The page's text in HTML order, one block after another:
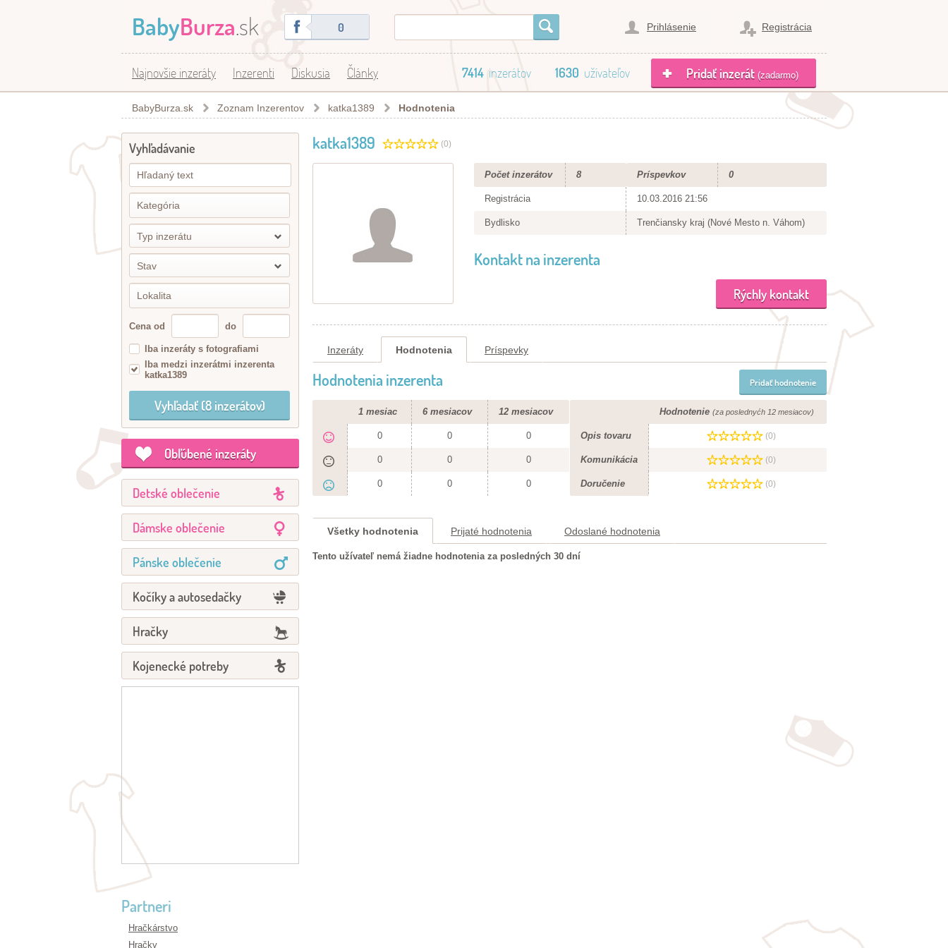
BabyBurza.sk 0 Prihlásenie Registrácia
Najnovšie inzeráty Inzerenti Diskusia Články Pridať inzerát (zadarmo)
7414 inzerátov 1630 užívateľov
BabyBurza.sk Zoznam Inzerentov katka1389 Hodnotenia
Vyhľadávanie
Typ inzerátu
Stav
Cena od do
Iba inzeráty s fotografiami
Iba medzi inzerátmi inzerenta
katka1389
Obľúbené inzeráty
Detské oblečenie
Dámske oblečenie
Pánske oblečenie
Kočíky a autosedačky
Hračky
Kojenecké potreby
Partneri
Hračkárstvo
Hračky
katka1389 (0)
Počet inzerátov 8 Príspevkov 0
Registrácia 10.03.2016 21:56
Bydlisko Trenčiansky kraj (Nové Mesto n. Váhom)
Kontakt na inzerenta
Rýchly kontakt
Inzeráty Hodnotenia Príspevky
Hodnotenia inzerenta Pridať hodnotenie
1 mesiac 6 mesiacov 12 mesiacov
0 0 0
0 0 0
0 0 0
Hodnotenie (za poslednyćh 12 mesiacov)
Opis tovaru (0)
Komunikácia (0)
Doručenie (0)
Všetky hodnotenia Prijaté hodnotenia Odoslané hodnotenia
Tento užívateľ nemá žiadne hodnotenia za posledných 30 dní